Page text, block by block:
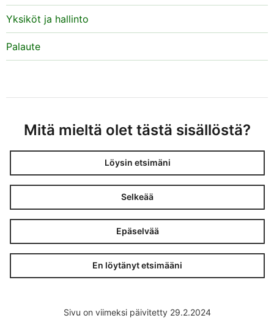
Yksiköt ja hallinto
Palaute
Mitä mieltä olet tästä sisällöstä?
Löysin etsimäni
Selkeää
Epäselvää
En löytänyt etsimääni
Sivu on viimeksi päivitetty 29.2.2024